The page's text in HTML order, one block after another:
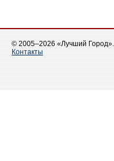
© 2005–2026 «Лучший
Контакты